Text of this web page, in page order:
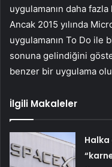
uygulamanın daha
Ancak 2015 yılında
uygulamanın To Do ile
sonuna gelindiğini
benzer bir uygulama
İlgili Makaleler
Halka